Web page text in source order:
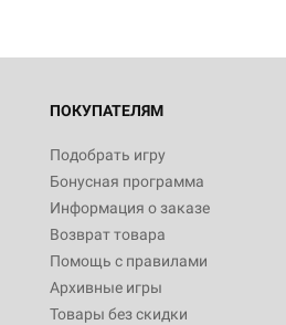
ПОКУПАТЕЛЯМ
Подобрать игру
Бонусная программа
Информация о заказе
Возврат товара
Помощь с правилами
Архивные игры
Товары без скидки